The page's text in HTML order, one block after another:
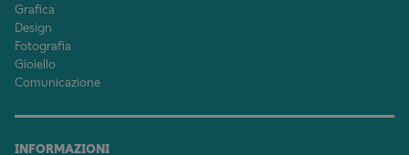
Grafica
Design
Fotografia
Gioiello
Comunicazione
INFORMAZIONI